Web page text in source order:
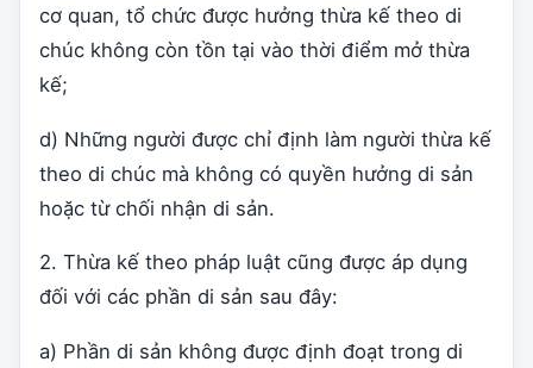
cơ quan, tổ chức được hưởng thừa kế theo di
chúc không còn tồn tại vào thời điểm mở thừa
kế;
d) Những người được chỉ định làm người thừa kế
theo di chúc mà không có quyền hưởng di sản
hoặc từ chối nhận di sản.
2. Thừa kế theo pháp luật cũng được áp dụng
đối với các phần di sản sau đây:
a) Phần di sản không được định đoạt trong di